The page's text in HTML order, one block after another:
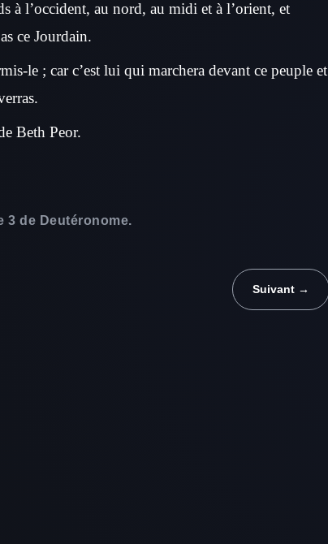
à l’occident, au nord, au midi et à l’orient, et
ce Jourdain.
le ; car c’est lui qui marchera devant ce peuple et
Beth Peor.
3 de Deutéronome.
Suivant →